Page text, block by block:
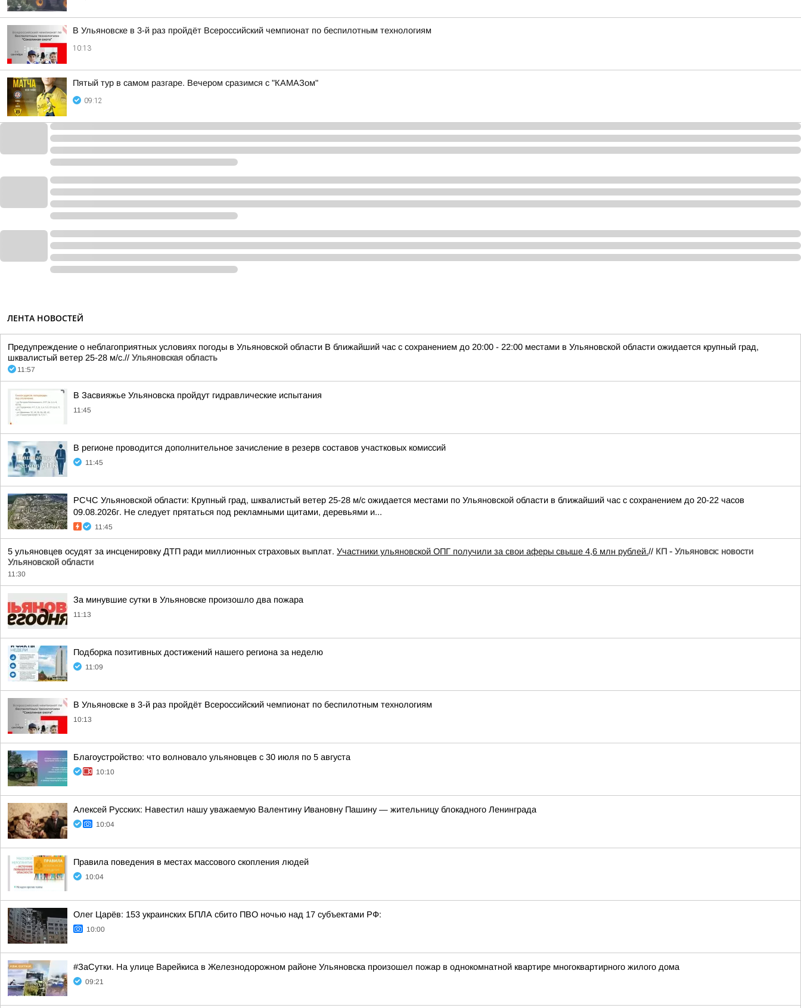
В Ульяновске в 3-й раз пройдёт Всероссийский чемпионат по беспилотным технологиям
10:13
Пятый тур в самом разгаре. Вечером сразимся с "КАМАЗом"
09:12
ЛЕНТА НОВОСТЕЙ
Предупреждение о неблагоприятных условиях погоды в Ульяновской области В ближайший час с сохранением до 20:00 - 22:00 местами в Ульяновской области ожидается крупный град,
шквалистый ветер 25-28 м/с.// Ульяновская область
11:57
В Засвияжье Ульяновска пройдут гидравлические испытания
11:45
В регионе проводится дополнительное зачисление в резерв составов участковых комиссий
11:45
РСЧС Ульяновской области: Крупный град, шквалистый ветер 25-28 м/с ожидается местами по Ульяновской области в ближайший час с сохранением до 20-22 часов
09.08.2026г. Не следует прятаться под рекламными щитами, деревьями и...
11:45
5 ульяновцев осудят за инсценировку ДТП ради миллионных страховых выплат. Участники ульяновской ОПГ получили за свои аферы свыше 4,6 млн рублей.// КП - Ульяновск: новости
Ульяновской области
11:30
За минувшие сутки в Ульяновске произошло два пожара
11:13
Подборка позитивных достижений нашего региона за неделю
11:09
В Ульяновске в 3-й раз пройдёт Всероссийский чемпионат по беспилотным технологиям
10:13
Благоустройство: что волновало ульяновцев с 30 июля по 5 августа
10:10
Алексей Русских: Навестил нашу уважаемую Валентину Ивановну Пашину — жительницу блокадного Ленинграда
10:04
Правила поведения в местах массового скопления людей
10:04
Олег Царёв: 153 украинских БПЛА сбито ПВО ночью над 17 субъектами РФ:
10:00
#ЗаСутки. На улице Варейкиса в Железнодорожном районе Ульяновска произошел пожар в однокомнатной квартире многоквартирного жилого дома
09:21